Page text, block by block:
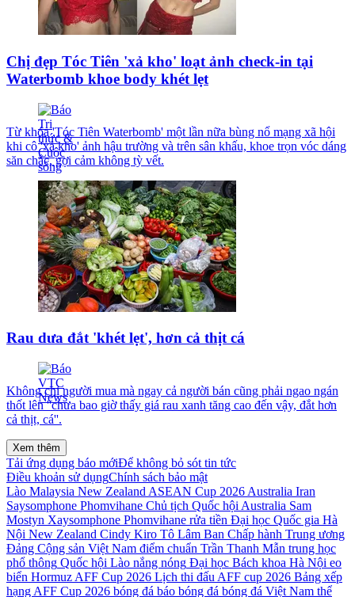
Chị đẹp Tóc Tiên 'xả kho' loạt ảnh check-in tại
Waterbomb khoe body khét lẹt
Từ khóa 'Tóc Tiên Waterbomb' một lần nữa bùng nổ mạng xã hội
khi cô 'xả kho' ảnh hậu trường và trên sân khấu, khoe trọn vóc dáng
săn chắc, gợi cảm không tỳ vết.
Rau dưa đắt 'khét lẹt', hơn cả thịt cá
Không chỉ người mua mà ngay cả người bán cũng phải ngao ngán
thốt lên ''chưa bao giờ thấy giá rau xanh tăng cao đến vậy, đắt hơn
cả thịt, cá''.
Xem thêm
Tải ứng dụng báo mớiĐể không bỏ sót tin tức
Điều khoản sử dụngChính sách bảo mật
Lào Malaysia New Zealand ASEAN Cup 2026 Australia Iran
Saysomphone Phomvihane Chủ tịch Quốc hội Australia Sam
Mostyn Xaysomphone Phomvihane rửa tiền Đại học Quốc gia Hà
Nội New Zealand Cindy Kiro Tô Lâm Ban Chấp hành Trung ương
Đảng Cộng sản Việt Nam điểm chuẩn Trần Thanh Mẫn trung học
phổ thông Quốc hội Lào nắng nóng Đại học Bách khoa Hà Nội eo
biển Hormuz AFF Cup 2026 Lịch thi đấu AFF cup 2026 Bảng xếp
hạng AFF Cup 2026 bóng đá báo bóng đá bóng đá Việt Nam thể